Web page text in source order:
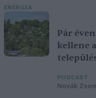
ENERGIA
Pár
kellene
PODCAST
Novák